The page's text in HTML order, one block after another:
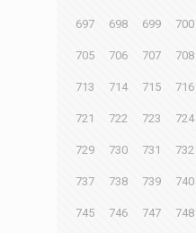
697 698 699 700
705 706 707 708
713 714 715 716
721 722 723 724
729 730 731 732
737 738 739 740
745 746 747 748